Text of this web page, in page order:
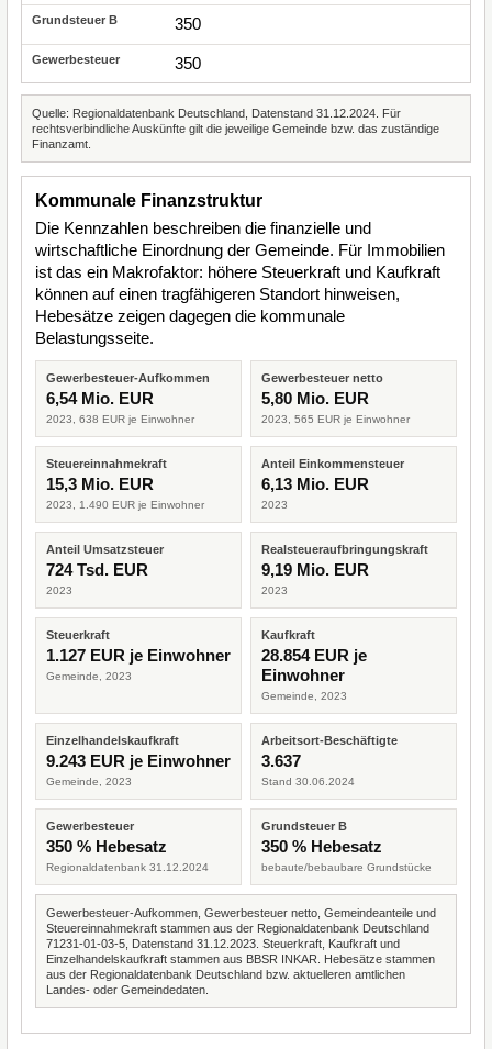
350
350
Quelle: Regionaldatenbank Deutschland, Datenstand 31.12.2024. Für
rechtsverbindliche Auskünfte gilt die jeweilige Gemeinde bzw. das zuständige
Finanzamt.
Kommunale Finanzstruktur
Die Kennzahlen beschreiben die finanzielle und
wirtschaftliche Einordnung der Gemeinde. Für Immobilien
ist das ein Makrofaktor: höhere Steuerkraft und Kaufkraft
können auf einen tragfähigeren Standort hinweisen,
Hebesätze zeigen dagegen die kommunale
Belastungsseite.
Gewerbesteuer-Aufkommen
6,54 Mio. EUR
2023, 638 EUR je Einwohner
Gewerbesteuer netto
5,80 Mio. EUR
2023, 565 EUR je Einwohner
Steuereinnahmekraft
15,3 Mio. EUR
2023, 1.490 EUR je Einwohner
Anteil Einkommensteuer
6,13 Mio. EUR
2023
Anteil Umsatzsteuer
724 Tsd. EUR
2023
Realsteueraufbringungskraft
9,19 Mio. EUR
2023
Steuerkraft
1.127 EUR je Einwohner
Gemeinde, 2023
Kaufkraft
28.854 EUR je
Einwohner
Gemeinde, 2023
Einzelhandelskaufkraft
9.243 EUR je Einwohner
Gemeinde, 2023
Arbeitsort-Beschäftigte
3.637
Stand 30.06.2024
Gewerbesteuer
350 % Hebesatz
Regionaldatenbank 31.12.2024
Grundsteuer B
350 % Hebesatz
bebaute/bebaubare Grundstücke
Gewerbesteuer-Aufkommen, Gewerbesteuer netto, Gemeindeanteile und
Steuereinnahmekraft stammen aus der Regionaldatenbank Deutschland
71231-01-03-5, Datenstand 31.12.2023. Steuerkraft, Kaufkraft und
Einzelhandelskaufkraft stammen aus BBSR INKAR. Hebesätze stammen
aus der Regionaldatenbank Deutschland bzw. aktuelleren amtlichen
Landes- oder Gemeindedaten.